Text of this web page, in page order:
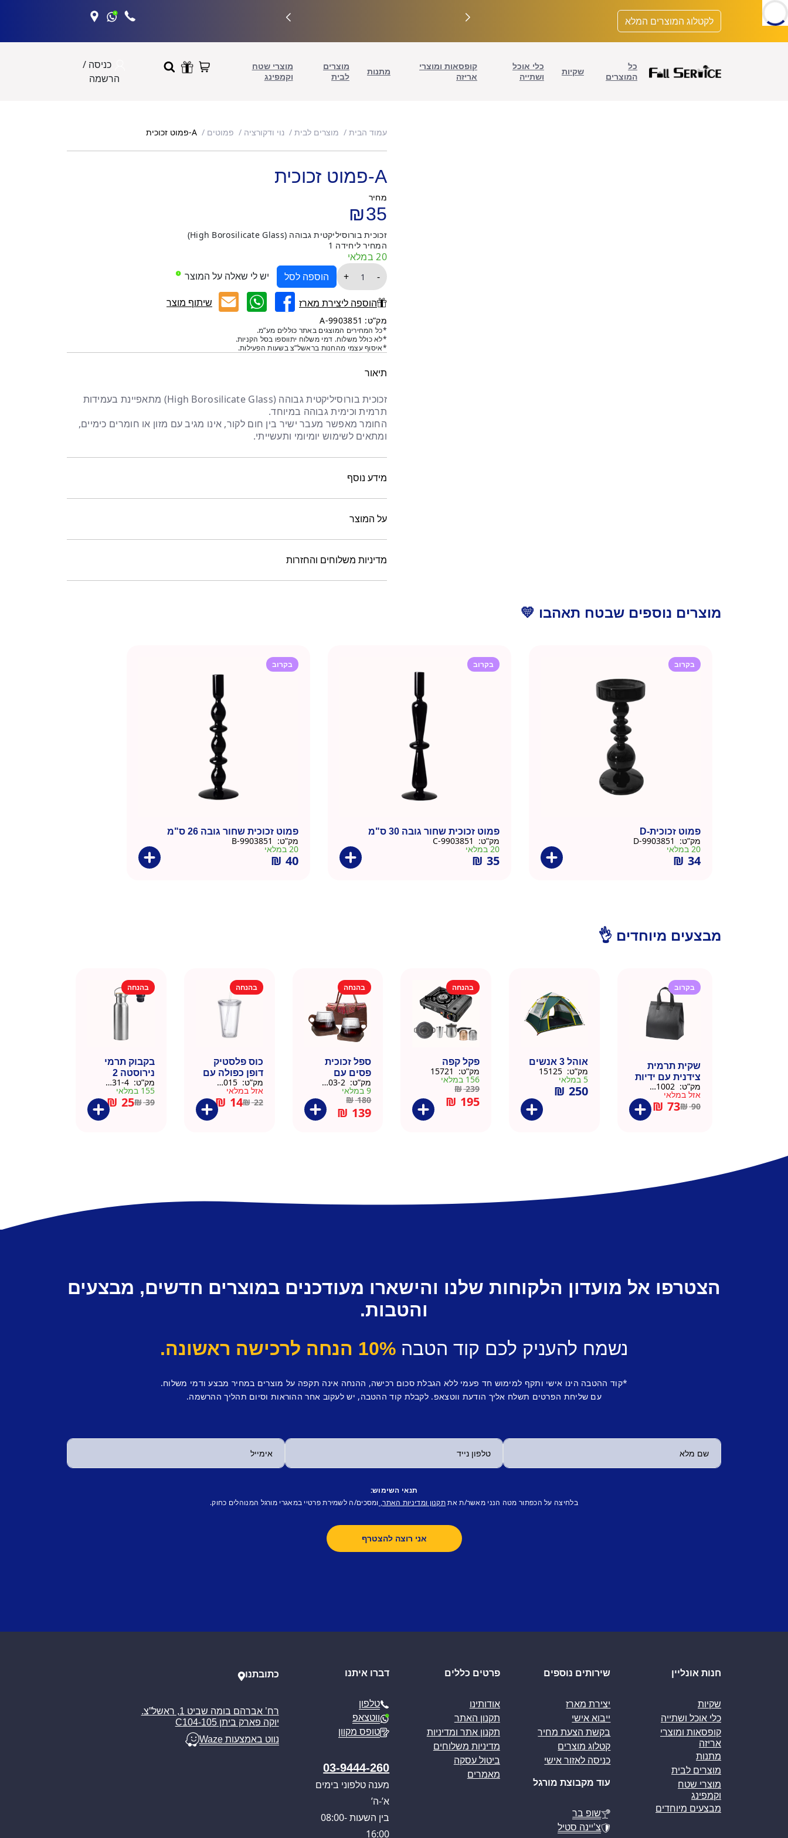
לקטלוג המוצרים המלא
כל
המוצרים
שקיות
כלי אוכל
ושתייה
קופסאות ומוצרי
אריזה
מתנות
מוצרים
לבית
מוצרי שטח
וקמפינג
כניסה /
הרשמה
עמוד הבית מוצרים לבית נוי ודקורציה פמוטים A-פמוט זכוכית
A-פמוט זכוכית
מחיר
₪35
זכוכית בורוסיליקטית גבוהה (High Borosilicate Glass)
המחיר ליחידה 1
20 במלאי
-
כמות
A-
פמוט
זכוכית
+ הוספה לסל יש לי שאלה על המוצר
הוספה ליצירת מארז שיתוף מוצר
מק”ט: 9903851-A
*כל המחירים המוצגים באתר כוללים מע”מ.
*לא כולל משלוח. דמי משלוח יתווספו בסל הקניות.
*איסוף עצמי מהחנות בראשל”צ בשעות הפעילות.
תיאור
זכוכית בורוסיליקטית גבוהה (High Borosilicate Glass) מתאפיינת בעמידות
תרמית וכימית גבוהה במיוחד.
החומר מאפשר מעבר ישיר בין חום לקור, אינו מגיב עם מזון או חומרים כימיים,
ומתאים לשימוש יומיומי ותעשייתי.
מידע נוסף
על המוצר
מדיניות משלוחים והחזרות
מוצרים נוספים שבטח תאהבו 💛
בקרוב
פמוט זכוכית-D
מק”ט:
20 במלאי
₪ 34
בקרוב
פמוט זכוכית שחור גובה 30 ס"מ
מק”ט:
20 במלאי
₪ 35
בקרוב
פמוט זכוכית שחור גובה 26 ס"מ
מק”ט:
20 במלאי
₪ 40
מבצעים מיוחדים 👌
בקרוב
שקית תרמית
צידנית עם ידיות
– 50 יח 26/26
שחור
מק”ט:
אזל במלאי
₪90
₪ 73
אוהל 3 אנשים
מק”ט:
5 במלאי
₪ 250
בהנחה
פקל קפה
מק”ט:
156 במלאי
₪239
₪ 195
בהנחה
ספל זכוכית
פסים עם
תחתית וידית עץ
– מארז 2 יח
מק”ט:
9 במלאי
₪180
₪ 139
בהנחה
כוס פלסטיק
דופן כפולה עם
קשית
מק”ט: 9911015
אזל במלאי
₪22
₪ 14
בהנחה
בקבוק תרמי
נירוסטה 2
פקקים 500 מל
– כסוף קלאסי
מק”ט: 9901031-4
155 במלאי
₪39
₪ 25
הצטרפו אל מועדון הלקוחות שלנו והישארו מעודכנים במוצרים חדשים, מבצעים
והטבות.
נשמח להעניק לכם קוד הטבה 10% הנחה לרכישה ראשונה.
*קוד ההטבה הינו אישי ותקף למימוש חד פעמי ללא הגבלת סכום רכישה, ההנחה אינה תקפה על מוצרים במחיר מבצע ודמי משלוח.
עם שליחת הפרטים תשלח אליך הודעת ווטצאפ. לקבלת קוד ההטבה, יש לעקוב אחר ההוראות וסיום תהליך ההרשמה.
תנאי השימוש:
בלחיצה על הכפתור מטה הנני מאשר/ת את תקנון ומדיניות האתר, ומסכים/ה לשמירת פרטיי במאגרי מורגל המנוהלים כחוק.
חנות אונליין
שקיות
כלי אוכל ושתייה
קופסאות ומוצרי
אריזה
מתנות
מוצרים לבית
מוצרי שטח
וקמפינג
מבצעים מיוחדים
שירותים נוספים
יצירת מארז
ייבוא אישי
בקשת הצעת מחיר
קטלוג מוצרים
כניסה לאזור אישי
עוד מקבוצת מורגל
שופ בר
צ’יינה סטיל
פרטים כללים
אודותינו
תקנון האתר
תקנון אתר ומדיניות
מדיניות משלוחים
ביטול עסקה
מאמרים
דברו איתנו
טלפון
ווטצאפ
טופס מקוון
03-9444-260
מענה טלפוני בימים
א’-ה’
בין השעות 08:00-
16:00
כתובתנו
רח’ אברהם בומה שביט 1, ראשל”צ.
יוקה פארק ביתן C104-105
נווט באמצעות Waze